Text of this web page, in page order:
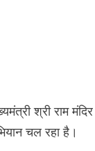
श्री राम
चल रहा है।